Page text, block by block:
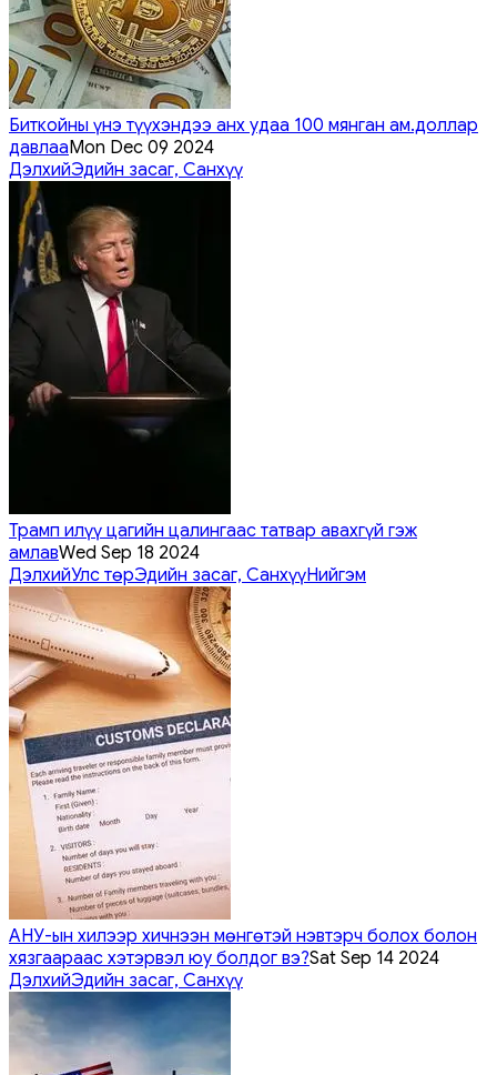
Биткойны үнэ түүхэндээ анх удаа 100 мянган ам.доллар
давлааMon Dec 09 2024
ДэлхийЭдийн засаг, Санхүү
Трамп илүү цагийн цалингаас татвар авахгүй гэж
амлавWed Sep 18 2024
ДэлхийУлс төрЭдийн засаг, СанхүүНийгэм
АНУ-ын хилээр хичнээн мөнгөтэй нэвтэрч болох болон
хязгаараас хэтэрвэл юу болдог вэ?Sat Sep 14 2024
ДэлхийЭдийн засаг, Санхүү